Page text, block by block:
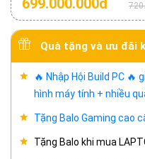
699.000.000đ
Quà tặng và ưu đãi
🔥 Nhập Hội Build PC 🔥
hình máy tính + nhiều
Tặng Balo Gaming cao
Tặng Balo khi mua